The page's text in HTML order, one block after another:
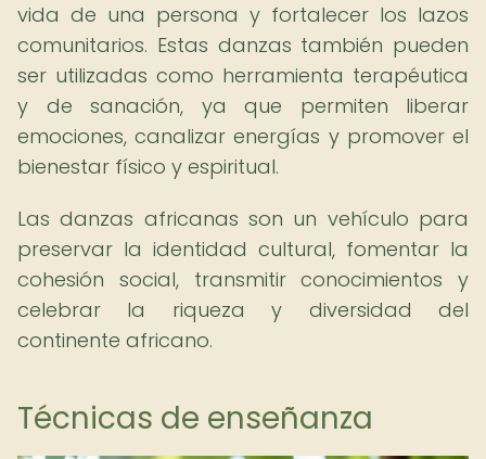
vida de una persona y fortalecer los lazos
comunitarios. Estas danzas también pueden
ser utilizadas como herramienta terapéutica
y de sanación, ya que permiten liberar
emociones, canalizar energías y promover el
bienestar físico y espiritual.
Las danzas africanas son un vehículo para
preservar la identidad cultural, fomentar la
cohesión social, transmitir conocimientos y
celebrar la riqueza y diversidad del
continente africano.
Técnicas de enseñanza